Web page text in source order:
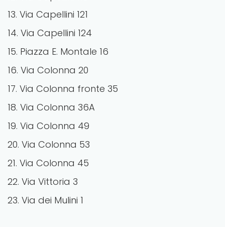
13. Via Capellini 121
14. Via Capellini 124
15. Piazza E. Montale 16
16. Via Colonna 20
17. Via Colonna fronte 35
18. Via Colonna 36A
19. Via Colonna 49
20. Via Colonna 53
21. Via Colonna 45
22. Via Vittoria 3
23. Via dei Mulini 1